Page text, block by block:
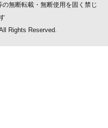
無断転載・無断使用を固く禁じ
Rights Reserved.